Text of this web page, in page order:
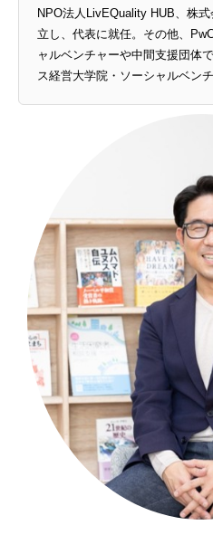
NPO法人LivEQuality HUB、株
立し、代表に就任。その他、
ャルベンチャーや中間支援団体
ス経営大学院・ソーシャルベン